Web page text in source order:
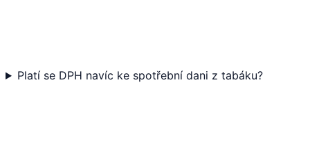
Platí se DPH navíc ke spotřební dani z tabáku?